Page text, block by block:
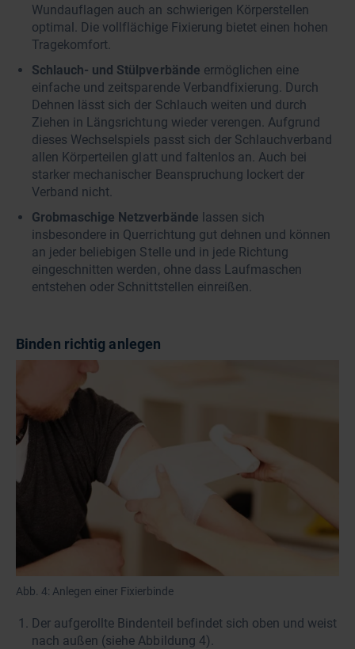
Wundauflagen auch an schwierigen Körperstellen
optimal. Die vollflächige Fixierung bietet einen hohen
Tragekomfort.
Schlauch- und Stülpverbände ermöglichen eine
einfache und zeitsparende Verbandfixierung. Durch
Dehnen lässt sich der Schlauch weiten und durch
Ziehen in Längsrichtung wieder verengen. Aufgrund
dieses Wechselspiels passt sich der Schlauchverband
allen Körperteilen glatt und faltenlos an. Auch bei
starker mechanischer Beanspruchung lockert der
Verband nicht.
Grobmaschige Netzverbände lassen sich
insbesondere in Querrichtung gut dehnen und können
an jeder beliebigen Stelle und in jede Richtung
eingeschnitten werden, ohne dass Laufmaschen
entstehen oder Schnittstellen einreißen.
Binden richtig anlegen
Abb. 4: Anlegen einer Fixierbinde
Der aufgerollte Bindenteil befindet sich oben und weist
nach außen (siehe Abbildung 4).